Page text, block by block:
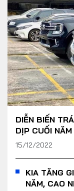
DIỄN BIẾN
DỊP CUỐI NĂM
15/12/2022
KIA TĂNG
NĂM, CAO